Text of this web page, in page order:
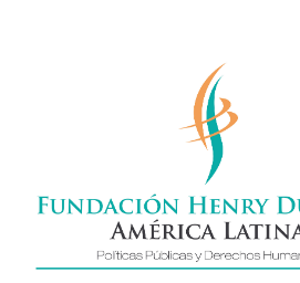
Henry
América Latina